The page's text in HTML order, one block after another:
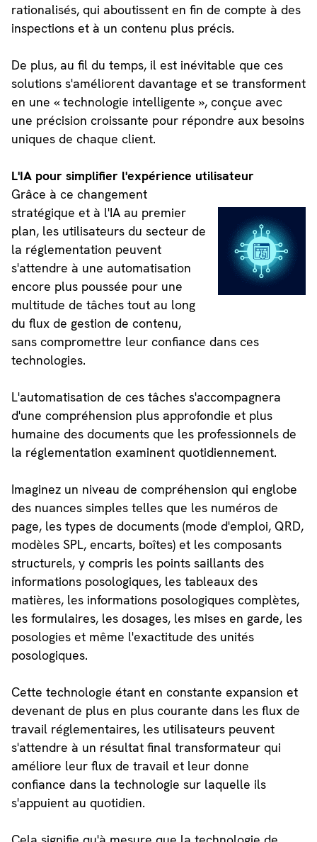
rationalisés, qui aboutissent en fin de compte à des
inspections et à un contenu plus précis.
De plus, au fil du temps, il est inévitable que ces
solutions s'améliorent davantage et se transforment
en une « technologie intelligente », conçue avec
une précision croissante pour répondre aux besoins
uniques de chaque client.
L'IA pour simplifier l'expérience utilisateur
Grâce à ce changement
stratégique et à l'IA au premier
plan, les utilisateurs du secteur de
la réglementation peuvent
s'attendre à une automatisation
encore plus poussée pour une
multitude de tâches tout au long
du flux de gestion de contenu,
sans compromettre leur confiance dans ces
technologies.
L'automatisation de ces tâches s'accompagnera
d'une compréhension plus approfondie et plus
humaine des documents que les professionnels de
la réglementation examinent quotidiennement.
Imaginez un niveau de compréhension qui englobe
des nuances simples telles que les numéros de
page, les types de documents (mode d'emploi, QRD,
modèles SPL, encarts, boîtes) et les composants
structurels, y compris les points saillants des
informations posologiques, les tableaux des
matières, les informations posologiques complètes,
les formulaires, les dosages, les mises en garde, les
posologies et même l'exactitude des unités
posologiques.
Cette technologie étant en constante expansion et
devenant de plus en plus courante dans les flux de
travail réglementaires, les utilisateurs peuvent
s'attendre à un résultat final transformateur qui
améliore leur flux de travail et leur donne
confiance dans la technologie sur laquelle ils
s'appuient au quotidien.